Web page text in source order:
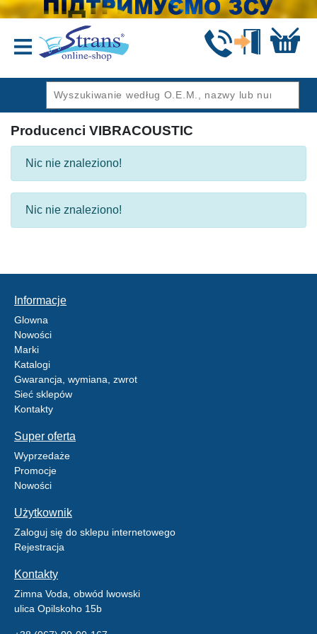
Producenci VIBRACOUSTIC
Nic nie znaleziono!
Nic nie znaleziono!
Informacje
Glowna
Nowości
Marki
Katalogi
Gwarancja, wymiana, zwrot
Sieć sklepów
Kontakty
Super oferta
Wyprzedaże
Promocje
Nowości
Użytkownik
Zaloguj się do sklepu internetowego
Rejestracja
Kontakty
Zimna Voda, obwód lwowski
ulica Opilskoho 15b